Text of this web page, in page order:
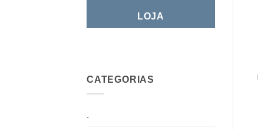
LOJA
CATEGORIAS
.